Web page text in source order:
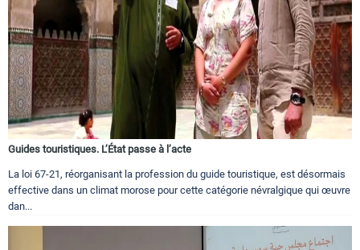
Guides touristiques. L’État passe à l’acte
La loi 67-21, réorganisant la profession du guide touristique, est désormais
effective dans un climat morose pour cette catégorie névralgique qui œuvre
dan...